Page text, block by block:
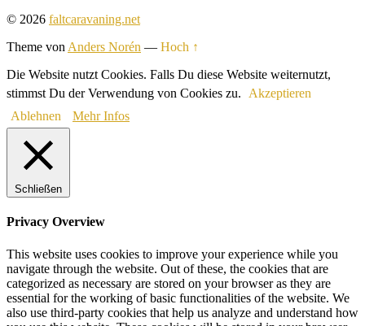
© 2026 faltcaravaning.net
Theme von Anders Norén — Hoch ↑
Die Website nutzt Cookies. Falls Du diese Website weiternutzt,
stimmst Du der Verwendung von Cookies zu.
Akzeptieren
Ablehnen
Mehr Infos
Schließen
Privacy Overview
This website uses cookies to improve your experience while you
navigate through the website. Out of these, the cookies that are
categorized as necessary are stored on your browser as they are
essential for the working of basic functionalities of the website. We
also use third-party cookies that help us analyze and understand how